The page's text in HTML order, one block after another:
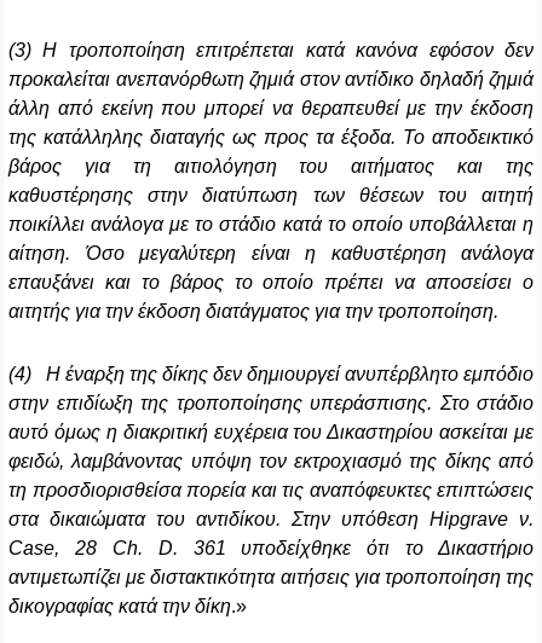
(3) Η τροποποίηση επιτρέπεται κατά κανόνα εφόσον δεν
προκαλείται ανεπανόρθωτη ζημιά στον αντίδικο δηλαδή ζημιά
άλλη από εκείνη που μπορεί να θεραπευθεί με την έκδοση
της κατάλληλης διαταγής ως προς τα έξοδα. Το αποδεικτικό
βάρος για τη αιτιολόγηση του αιτήματος και της
καθυστέρησης στην διατύπωση των θέσεων του αιτητή
ποικίλλει ανάλογα με το στάδιο κατά το οποίο υποβάλλεται η
αίτηση. Όσο μεγαλύτερη είναι η καθυστέρηση ανάλογα
επαυξάνει και το βάρος το οποίο πρέπει να αποσείσει ο
αιτητής για την έκδοση διατάγματος για την τροποποίηση.
(4) Η έναρξη της δίκης δεν δημιουργεί ανυπέρβλητο εμπόδιο
στην επιδίωξη της τροποποίησης υπεράσπισης. Στο στάδιο
αυτό όμως η διακριτική ευχέρεια του Δικαστηρίου ασκείται με
φειδώ, λαμβάνοντας υπόψη τον εκτροχιασμό της δίκης από
τη προσδιορισθείσα πορεία και τις αναπόφευκτες επιπτώσεις
στα δικαιώματα του αντιδίκου. Στην υπόθεση Hipgrave ν.
Case, 28 Ch. D. 361 υποδείχθηκε ότι το Δικαστήριο
αντιμετωπίζει με διστακτικότητα αιτήσεις για τροποποίηση της
δικογραφίας κατά την δίκη.»